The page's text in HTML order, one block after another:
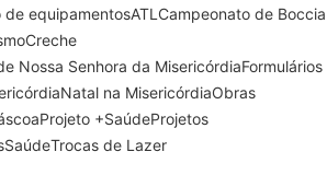
de equipamentosATL Campeonato de Boccia
Creche
Nossa Senhora da MisericórdiaFormulários
Natal na MisericórdiaObras
Projeto +SaúdeProjetos
SaúdeTrocas de Lazer